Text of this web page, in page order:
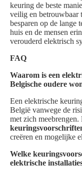
keuring de beste
veilig en betrouwbaar
besparen op de lange
huis en de mensen
verouderd elektrisch
FAQ
Waarom is een
Belgische oudere
Een elektrische
België vanwege de
met zich
creëren en mogelijke
Welke
elektrische